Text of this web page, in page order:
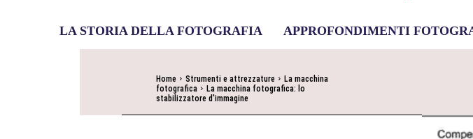
LA STORIA DELLA FOTOGRAFIA APPROFONDIMENTI
Home Strumenti e attrezzature
La macchina
fotografica
La macchina fotografica: lo
stabilizzatore d'immagine